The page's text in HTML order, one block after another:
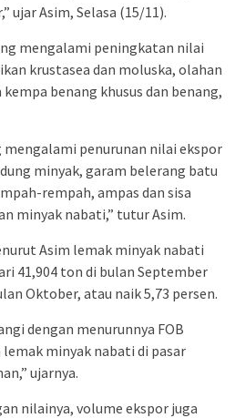
ujar Asim, Selasa (15/11).
mengalami peningkatan nilai
krustasea dan moluska, olahan
benang khusus dan benang,
penurunan nilai ekspor
minyak, garam belerang batu
rempah, ampas dan sisa
minyak nabati,” tutur Asim.
Asim lemak minyak nabati
41,904 ton di bulan September
Oktober, atau naik 5,73 persen.
dengan menurunnya FOB
minyak nabati di pasar
ujarnya.
nilainya, volume ekspor juga